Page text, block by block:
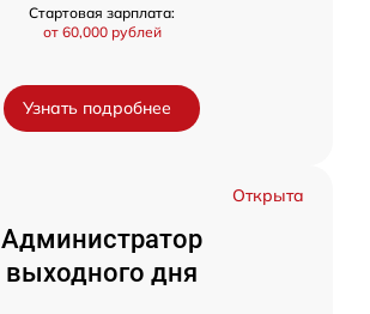
Стартовая зарплата:
от 60,000 рублей
Узнать подробнее
Открыта
Администратор
выходного дня